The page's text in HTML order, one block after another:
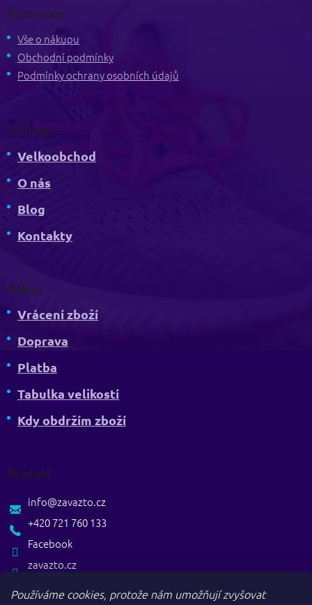
Používáme cookies, protože nám umožňují zvyšovat
Informace
Vše o nákupu
Obchodní podmínky
Podmínky ochrany osobních údajů
O firmě
Velkoobchod
O nás
Blog
Kontakty
Nákup
Vrácení zboží
Doprava
Platba
Tabulka velikostí
Kdy obdržím zboží
Kontakt
zavazto.cz
info@zavazto.cz
+420 721 760 133
Facebook